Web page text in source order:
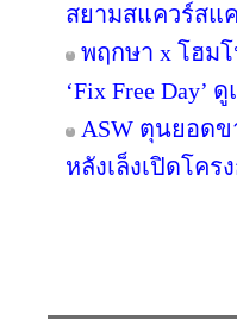
สยามสแควร์สแ
พฤกษา x โฮมโ
‘Fix Free
ASW ตุนยอดข
หลังเล็งเปิดโค